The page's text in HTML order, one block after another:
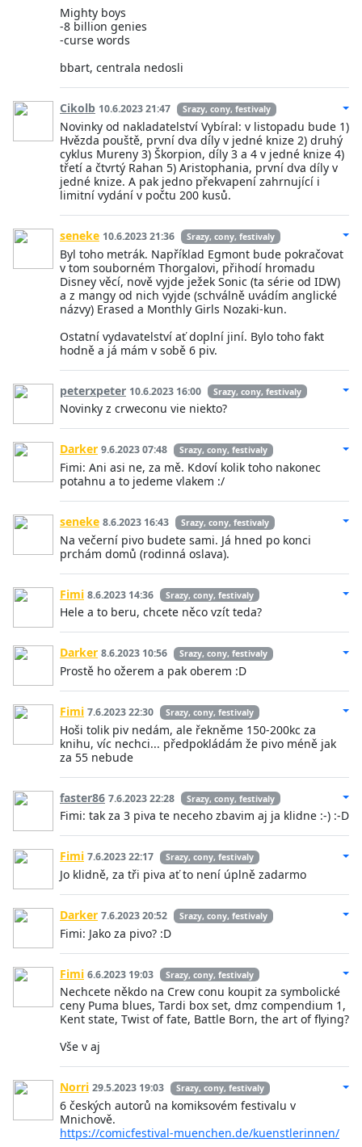
Mighty boys
-8 billion genies
-curse words
bbart, centrala nedosli
Cikolb 10.6.2023 21:47 Srazy, cony, festivaly
Novinky od nakladatelství Vybíral: v listopadu bude 1)
Hvězda pouště, první dva díly v jedné knize 2) druhý
cyklus Mureny 3) Škorpion, díly 3 a 4 v jedné knize 4)
třetí a čtvrtý Rahan 5) Aristophania, první dva díly v
jedné knize. A pak jedno překvapení zahrnující i
limitní vydání v počtu 200 kusů.
seneke 10.6.2023 21:36 Srazy, cony, festivaly
Byl toho metrák. Například Egmont bude pokračovat
v tom souborném Thorgalovi, přihodí hromadu
Disney věcí, nově vyjde ježek Sonic (ta série od IDW)
a z mangy od nich vyjde (schválně uvádím anglické
názvy) Erased a Monthly Girls Nozaki-kun.
Ostatní vydavatelství ať doplní jiní. Bylo toho fakt
hodně a já mám v sobě 6 piv.
peterxpeter 10.6.2023 16:00 Srazy, cony, festivaly
Novinky z crweconu vie niekto?
Darker 9.6.2023 07:48 Srazy, cony, festivaly
Fimi: Ani asi ne, za mě. Kdoví kolik toho nakonec
potahnu a to jedeme vlakem :/
seneke 8.6.2023 16:43 Srazy, cony, festivaly
Na večerní pivo budete sami. Já hned po konci
prchám domů (rodinná oslava).
Fimi 8.6.2023 14:36 Srazy, cony, festivaly
Hele a to beru, chcete něco vzít teda?
Darker 8.6.2023 10:56 Srazy, cony, festivaly
Prostě ho ožerem a pak oberem :D
Fimi 7.6.2023 22:30 Srazy, cony, festivaly
Hoši tolik piv nedám, ale řekněme 150-200kc za
knihu, víc nechci... předpokládám že pivo méně jak
za 55 nebude
faster86 7.6.2023 22:28 Srazy, cony, festivaly
Fimi: tak za 3 piva te neceho zbavim aj ja klidne :-) :-D
Fimi 7.6.2023 22:17 Srazy, cony, festivaly
Jo klidně, za tři piva ať to není úplně zadarmo
Darker 7.6.2023 20:52 Srazy, cony, festivaly
Fimi: Jako za pivo? :D
Fimi 6.6.2023 19:03 Srazy, cony, festivaly
Nechcete někdo na Crew conu koupit za symbolické
ceny Puma blues, Tardi box set, dmz compendium 1,
Kent state, Twist of fate, Battle Born, the art of flying?
Vše v aj
Norri 29.5.2023 19:03 Srazy, cony, festivaly
6 českých autorů na komiksovém festivalu v
Mnichově.
https://comicfestival-muenchen.de/kuenstlerinnen/